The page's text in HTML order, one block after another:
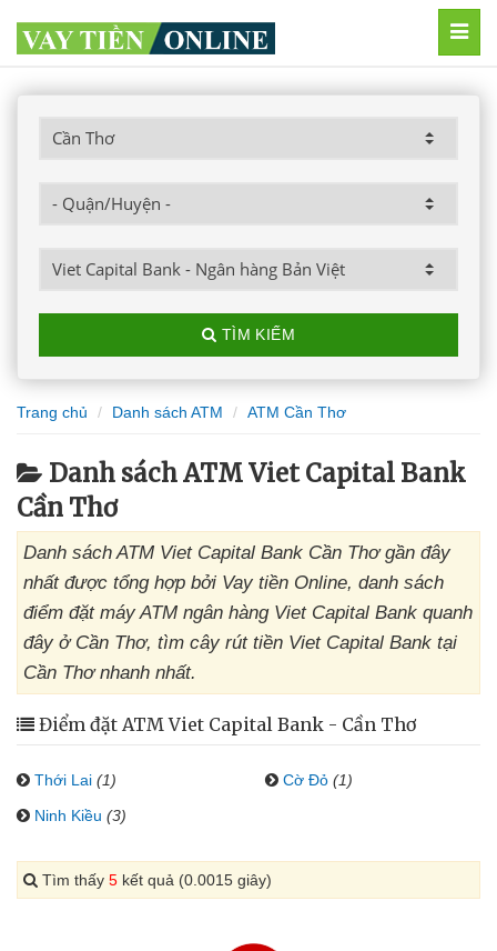
TÌM KIẾM
Trang chủ Danh sách ATM ATM Cần Thơ
Danh sách ATM Viet Capital Bank
Cần Thơ
Danh sách ATM Viet Capital Bank Cần Thơ gần đây
nhất được tổng hợp bởi Vay tiền Online, danh sách
điểm đặt máy ATM ngân hàng Viet Capital Bank quanh
đây ở Cần Thơ, tìm cây rút tiền Viet Capital Bank tại
Cần Thơ nhanh nhất.
Điểm đặt ATM Viet Capital Bank - Cần Thơ
Thới Lai (1) Cờ Đỏ (1)
Ninh Kiều (3)
Tìm thấy 5 kết quả (0.0015 giây)